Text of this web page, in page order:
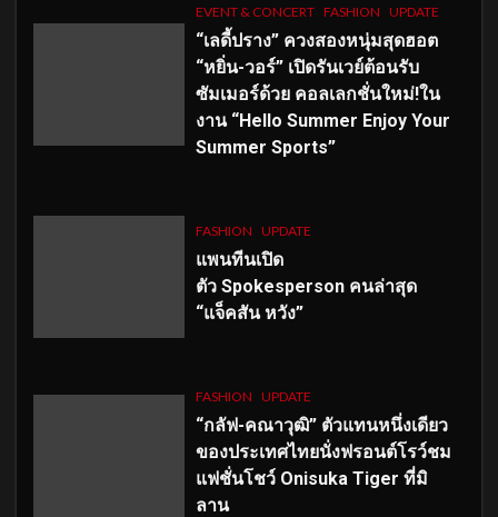
EVENT & CONCERT FASHION UPDATE
“เลดี้ปราง” ควงสองหนุ่มสุดฮอต
“หยิ่น-วอร์” เปิดรันเวย์ต้อนรับ
ซัมเมอร์ด้วย คอลเลกชั่นใหม่!ใน
งาน “Hello Summer Enjoy Your
Summer Sports”
FASHION UPDATE
แพนทีนเปิด
ตัว Spokesperson คนล่าสุด
“แจ็คสัน หวัง”
FASHION UPDATE
“กลัฟ-คณาวุฒิ” ตัวแทนหนึ่งเดียว
ของประเทศไทยนั่งฟรอนต์โรว์ชม
แฟชั่นโชว์ Onisuka Tiger ที่มิ
ลาน